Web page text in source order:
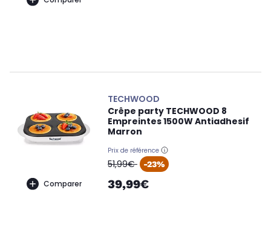
Comparer
TECHWOOD
Crêpe party TECHWOOD 8
Empreintes 1500W Antiadhesif
Marron
Prix de référence
oldPrice
51,99€ -23%
39,99€